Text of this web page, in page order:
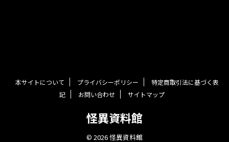
本サイトについて プライバシーポリシー
特定商取引法に基づく表
記
お問い合わせ サイトマップ
怪異資料館
© 2026 怪異資料館